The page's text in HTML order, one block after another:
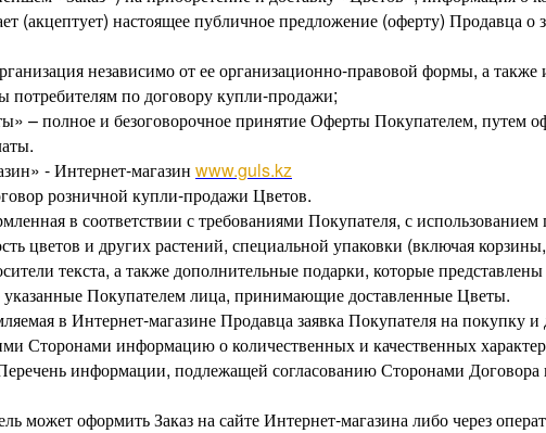
(акцептует) настоящее публичное предложение (оферту) Продавца
независимо от ее организационно-правовой формы, а
потребителям по договору купли-продажи;
– полное и безоговорочное принятие Оферты Покупателем, путем
- Интернет-магазин www.guls.kz
розничной купли-продажи Цветов.
в соответствии с требованиями Покупателя, с
цветов и других растений, специальной упаковки (включая
текста, а также дополнительные подарки, которые
Покупателем лица, принимающие доставленные Цветы.
в Интернет-магазине Продавца заявка Покупателя на покупку
Сторонами информацию о количественных и качественных
информации, подлежащей согласованию Сторонами Договора
может оформить Заказ на сайте Интернет-магазина либо через